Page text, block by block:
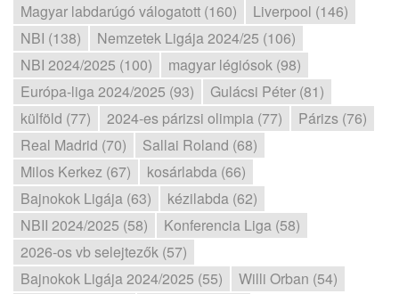
Magyar labdarúgó válogatott (160)
Liverpool (146)
NBI (138)
Nemzetek Ligája 2024/25 (106)
NBI 2024/2025 (100)
magyar légiósok (98)
Európa-liga 2024/2025 (93)
Gulácsi Péter (81)
külföld (77)
2024-es párizsi olimpia (77)
Párizs (76)
Real Madrid (70)
Sallai Roland (68)
Milos Kerkez (67)
kosárlabda (66)
Bajnokok Ligája (63)
kézilabda (62)
NBII 2024/2025 (58)
Konferencia Liga (58)
2026-os vb selejtezők (57)
Bajnokok Ligája 2024/2025 (55)
Willi Orban (54)